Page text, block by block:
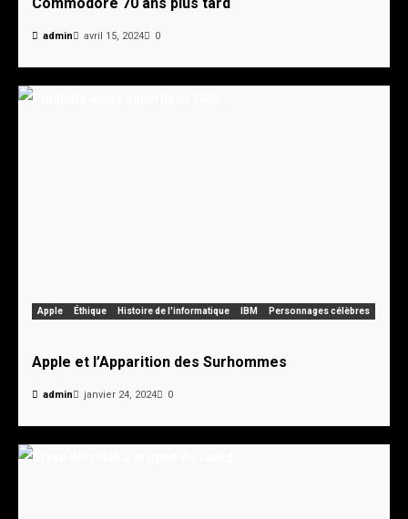
admin avril 15, 2024 0
Apple Éthique Histoire de l'informatique IBM Personnages célèbres
Apple et l’Apparition des Surhommes
admin janvier 24, 2024 0